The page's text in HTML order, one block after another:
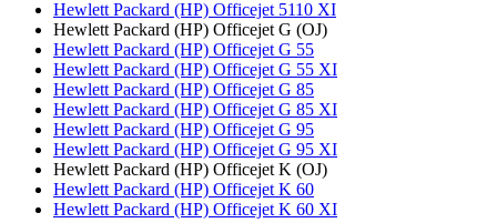
Hewlett Packard (HP) Officejet 5110 XI
Hewlett Packard (HP) Officejet G (OJ)
Hewlett Packard (HP) Officejet G 55
Hewlett Packard (HP) Officejet G 55 XI
Hewlett Packard (HP) Officejet G 85
Hewlett Packard (HP) Officejet G 85 XI
Hewlett Packard (HP) Officejet G 95
Hewlett Packard (HP) Officejet G 95 XI
Hewlett Packard (HP) Officejet K (OJ)
Hewlett Packard (HP) Officejet K 60
Hewlett Packard (HP) Officejet K 60 XI